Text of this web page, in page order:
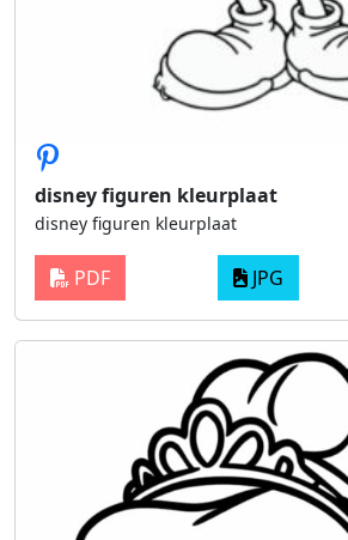
disney figuren kleurplaat
disney figuren kleurplaat
PDF JPG